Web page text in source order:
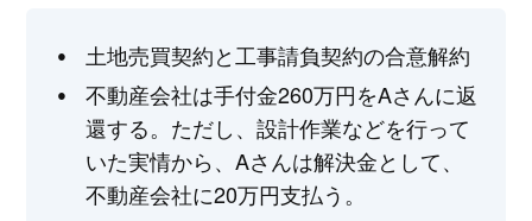
土地売買契約と工事請負契約の合意解約
不動産会社は手付金260万円をAさんに返
還する。ただし、設計作業などを行って
いた実情から、Aさんは解決金として、
不動産会社に20万円支払う。